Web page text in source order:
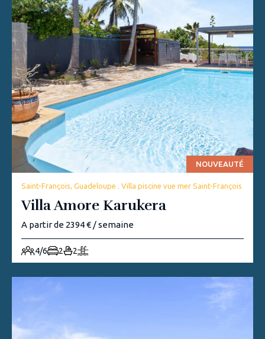
NOUVEAUTÉ
Saint-François, Guadeloupe . Villa piscine vue mer Saint-François
Villa Amore Karukera
A partir de 2394 € / semaine
4/6 2 2